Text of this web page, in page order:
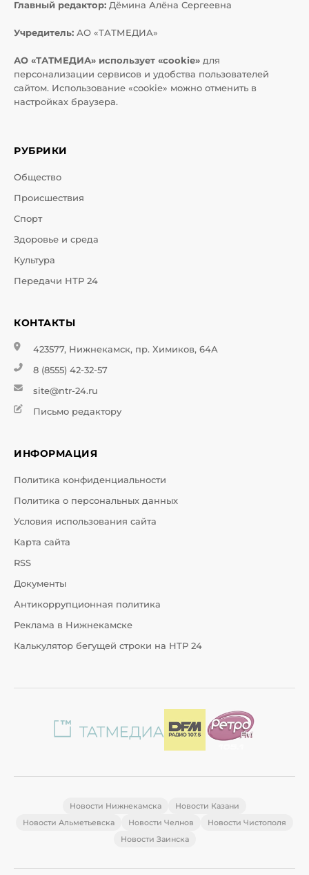
Главный редактор: Дёмина Алёна Сергеевна
Учредитель: АО «ТАТМЕДИА»
АО «ТАТМЕДИА» использует «cookie» для
персонализации сервисов и удобства пользователей
сайтом. Использование «cookie» можно отменить в
настройках браузера.
РУБРИКИ
Общество
Происшествия
Спорт
Здоровье и среда
Культура
Передачи НТР 24
КОНТАКТЫ
423577, Нижнекамск, пр. Химиков, 64А
8 (8555) 42-32-57
site@ntr-24.ru
Письмо редактору
ИНФОРМАЦИЯ
Политика конфиденциальности
Политика о персональных данных
Условия использования сайта
Карта сайта
RSS
Документы
Антикоррупционная политика
Реклама в Нижнекамске
Калькулятор бегущей строки на НТР 24
Новости Нижнекамска
Новости Казани
Новости Альметьевска
Новости Челнов
Новости Чистополя
Новости Заинска